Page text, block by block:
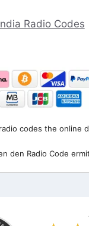
Radio Codes
codes the
den Radio Code